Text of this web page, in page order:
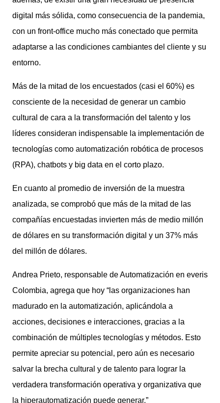
digital más sólida, como consecuencia de la pandemia,
con un front-office mucho más conectado que permita
adaptarse a las condiciones cambiantes del cliente y su
entorno.
Más de la mitad de los encuestados (casi el 60%) es
consciente de la necesidad de generar un cambio
cultural de cara a la transformación del talento y los
líderes consideran indispensable la implementación de
tecnologías como automatización robótica de procesos
(RPA), chatbots y big data en el corto plazo.
En cuanto al promedio de inversión de la muestra
analizada, se comprobó que más de la mitad de las
compañías encuestadas invierten más de medio millón
de dólares en su transformación digital y un 37% más
del millón de dólares.
Andrea Prieto, responsable de Automatización en everis
Colombia, agrega que hoy “las organizaciones han
madurado en la automatización, aplicándola a
acciones, decisiones e interacciones, gracias a la
combinación de múltiples tecnologías y métodos. Esto
permite apreciar su potencial, pero aún es necesario
salvar la brecha cultural y de talento para lograr la
verdadera transformación operativa y organizativa que
la hiperautomatización puede generar.”